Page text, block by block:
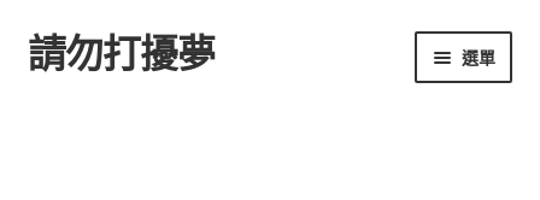
跳
至
跳
至
請勿打擾夢 選單